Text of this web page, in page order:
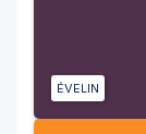
ÉVELIN